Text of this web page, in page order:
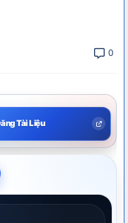
0
Tài Liệu